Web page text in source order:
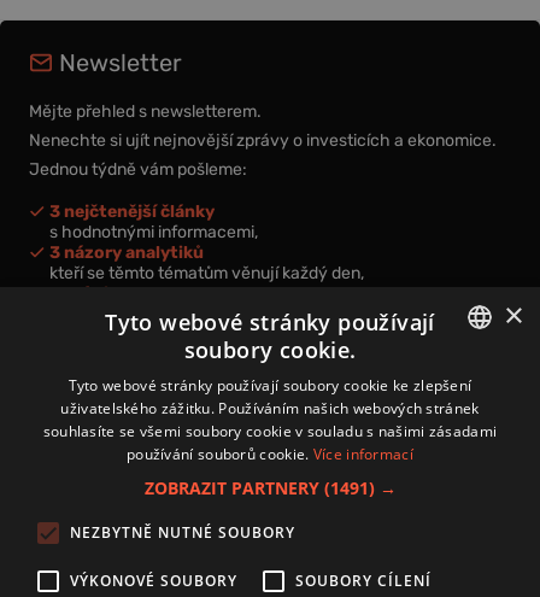
Newsletter
Mějte přehled s newsletterem.
Nenechte si ujít nejnovější zprávy o investicích a ekonomice.
Jednou týdně vám pošleme:
3 nejčtenější články
s hodnotnými informacemi,
3 názory analytiků
kteří se těmto tématům věnují každý den,
nová videa a podcasty
k prohloubení vašich znalostí.
Přihlášením k newsletteru vyjadřujete svůj souhlas spodmínkami
zpracování osobních údajů.
Zásady používání souborů cookies
Autoři
CZECH
×
Tyto webové stránky používají
soubory cookie.
Tyto webové stránky používají soubory cookie ke zlepšení
uživatelského zážitku. Používáním našich webových stránek
souhlasíte se všemi soubory cookie v souladu s našimi zásadami
používání souborů cookie. Více informací
ZOBRAZIT PARTNERY (1491) →
NEZBYTNĚ NUTNÉ SOUBORY
VÝKONOVÉ SOUBORY SOUBORY CÍLENÍ